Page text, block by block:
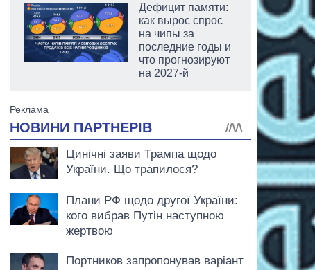
Дефицит памяти:
как вырос спрос
на чипы за
последние годы и
что прогнозируют
на 2027-й